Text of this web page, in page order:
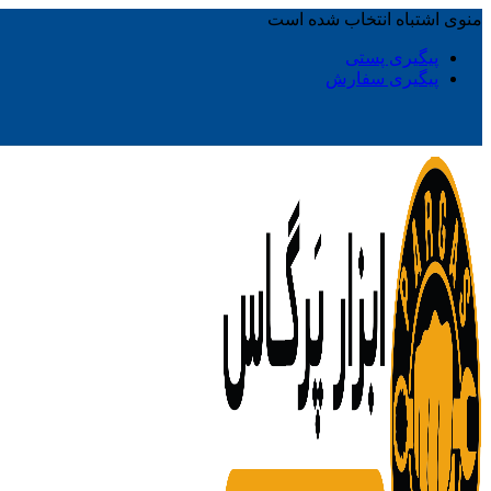
منوی اشتباه انتخاب شده است
پیگیری پستی
پیگیری سفارش